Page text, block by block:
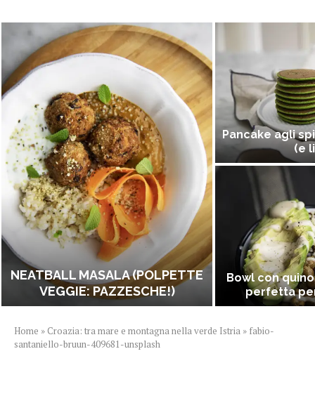
NEATBALL MASALA (POLPETTE
VEGGIE: PAZZESCHE!)
Pancake agli
(e
Bowl con
perfetta
Home » Croazia: tra mare e montagna nella verde Istria » fabio-
santaniello-bruun-409681-unsplash